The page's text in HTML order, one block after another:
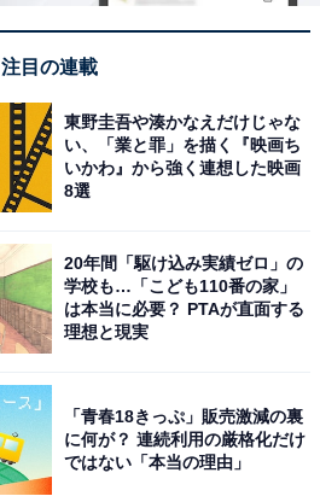
注目の連載
東野圭吾や湊かなえだけじゃな
い、「業と罪」を描く『映画ち
いかわ』から強く連想した映画
8選
20年間「駆け込み実績ゼロ」の
学校も…「こども110番の家」
は本当に必要？ PTAが直面する
理想と現実
「青春18きっぷ」販売激減の裏
に何が？ 連続利用の厳格化だけ
ではない「本当の理由」